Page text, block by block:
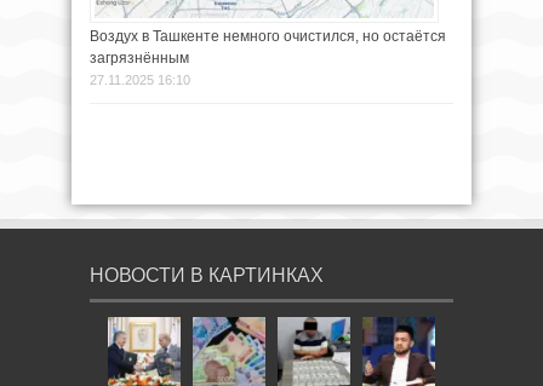
Воздух в Ташкенте немного очистился, но остаётся
загрязнённым
27.11.2025 16:10
НОВОСТИ В КАРТИНКАХ